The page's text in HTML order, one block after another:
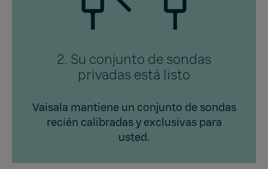
2. Su conjunto de sondas
privadas está listo
Vaisala mantiene un conjunto de sondas
recién calibradas y exclusivas para
usted.